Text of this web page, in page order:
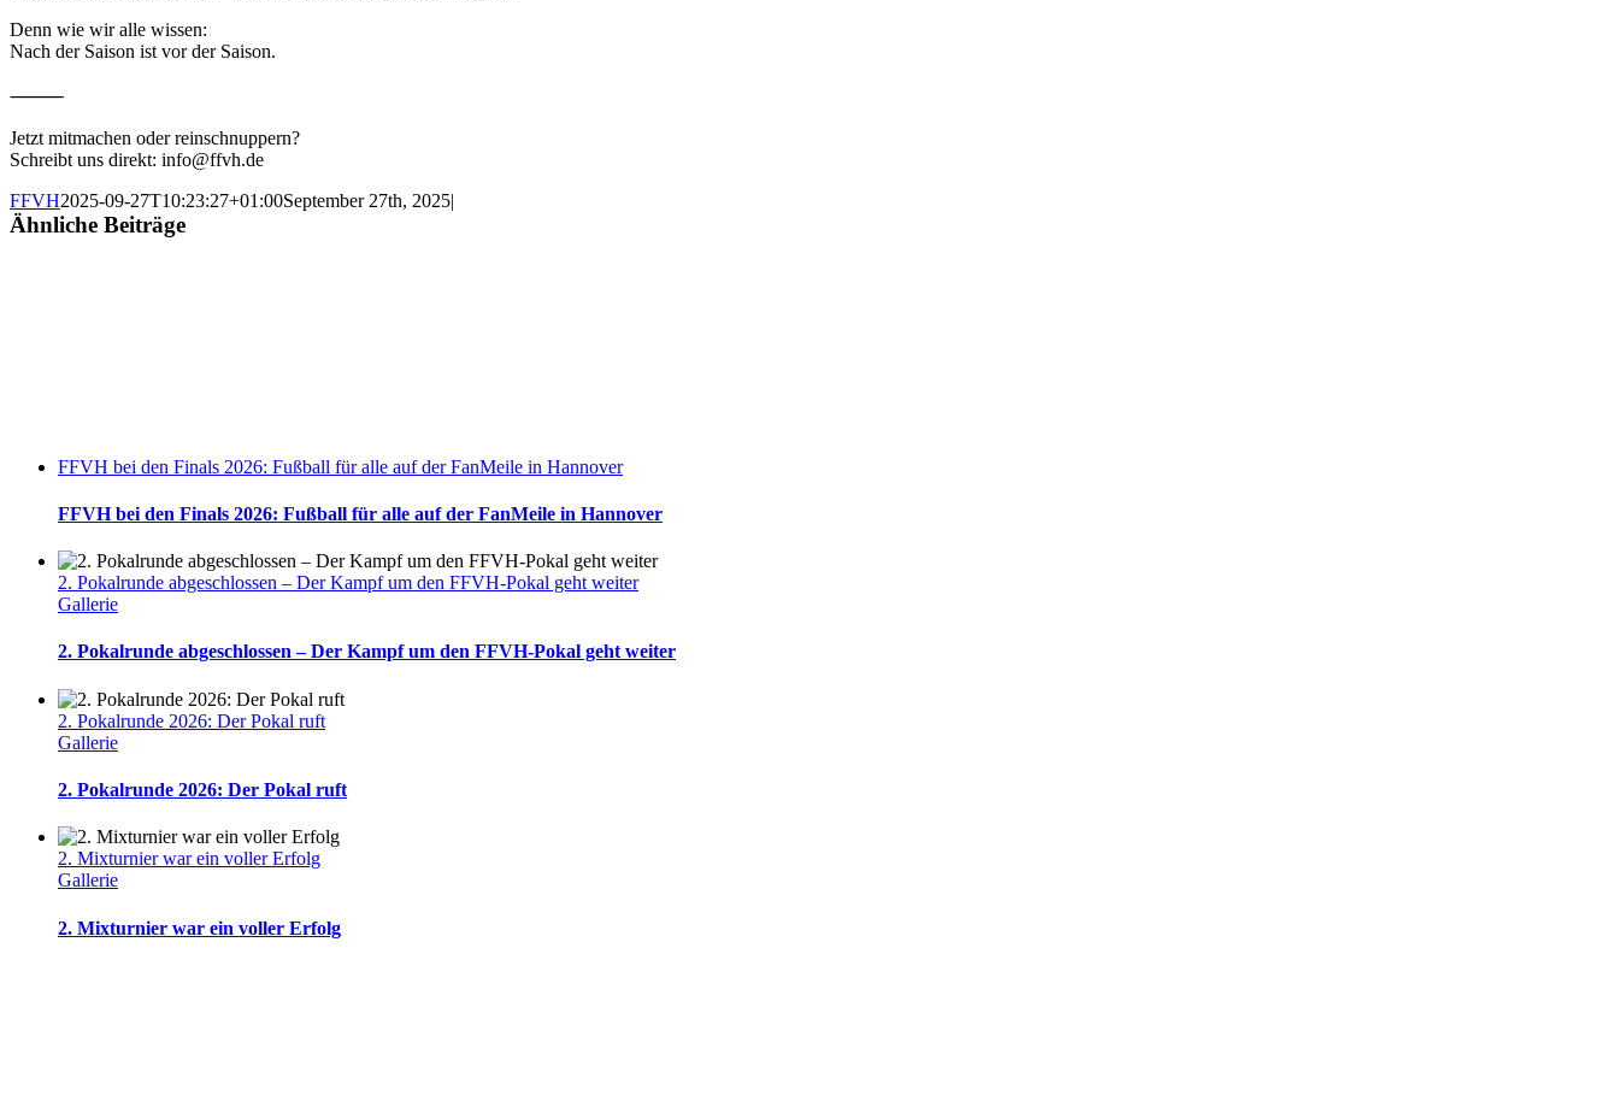
Denn wie wir alle wissen:
Nach der Saison ist vor der Saison.
⸻
Jetzt mitmachen oder reinschnuppern?
Schreibt uns direkt: info@ffvh.de
FFVH2025-09-27T10:23:27+01:00September 27th, 2025|
Ähnliche Beiträge
FFVH bei den Finals 2026: Fußball für alle auf der FanMeile in Hannover
FFVH bei den Finals 2026: Fußball für alle auf der FanMeile in Hannover
2. Pokalrunde abgeschlossen – Der Kampf um den FFVH-Pokal geht weiter
Gallerie
2. Pokalrunde abgeschlossen – Der Kampf um den FFVH-Pokal geht weiter
2. Pokalrunde 2026: Der Pokal ruft
Gallerie
2. Pokalrunde 2026: Der Pokal ruft
2. Mixturnier war ein voller Erfolg
Gallerie
2. Mixturnier war ein voller Erfolg